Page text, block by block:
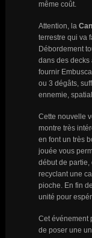
même coût.
Attention, la
terrestre qui va
Débordement
dans des decks
fournir
ou 3 dégâts,
ennemie,
Cette nouvelle
montre très
en font un très
jouée vous
début de partie,
recyclant une
pioche. En fin
unité pour
Cet événement
de poser une